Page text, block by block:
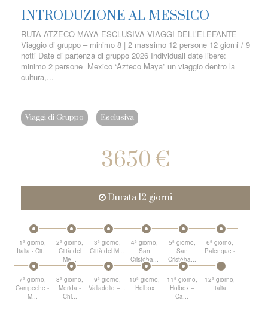
INTRODUZIONE AL MESSICO
RUTA ATZECO MAYA ESCLUSIVA VIAGGI DELL’ELEFANTE
Viaggio di gruppo – minimo 8 | 2 massimo 12 persone 12 giorni / 9
notti Date di partenza di gruppo 2026 Individuali date libere:
minimo 2 persone Mexico “Azteco Maya” un viaggio dentro la
cultura,...
Viaggi di Gruppo Esclusiva
3650 €
Durata 12 giorni
1º giorno,
Italia - Cit...
2º giorno,
Città del
Me...
3º giorno,
Città del M...
4º giorno,
San
Cristóba...
5º giorno,
San
Cristóba...
6º giorno,
Palenque -
...
7º giorno,
Campeche -
M...
8º giorno,
Merida -
Chi...
9º giorno,
Valladolid –...
10º giorno,
Holbox
11º giorno,
Holbox –
Ca...
12º giorno,
Italia